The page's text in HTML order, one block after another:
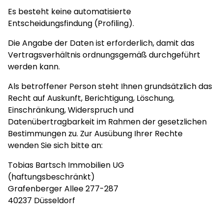
Es besteht keine automatisierte
Entscheidungsfindung (Profiling).
Die Angabe der Daten ist erforderlich, damit das
Vertragsverhältnis ordnungsgemäß durchgeführt
werden kann.
Als betroffener Person steht Ihnen grundsätzlich das
Recht auf Auskunft, Berichtigung, Löschung,
Einschränkung, Widerspruch und
Datenübertragbarkeit im Rahmen der gesetzlichen
Bestimmungen zu. Zur Ausübung Ihrer Rechte
wenden Sie sich bitte an:
Tobias Bartsch Immobilien UG
(haftungsbeschränkt)
Grafenberger Allee 277-287
40237 Düsseldorf